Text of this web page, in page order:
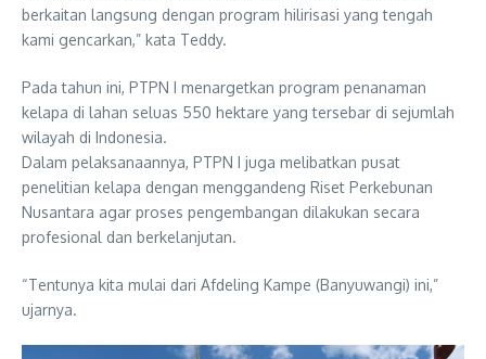
berkaitan langsung dengan program hilirisasi yang tengah
kami gencarkan,” kata Teddy.
Pada tahun ini, PTPN I menargetkan program penanaman
kelapa di lahan seluas 550 hektare yang tersebar di sejumlah
wilayah di Indonesia.
Dalam pelaksanaannya, PTPN I juga melibatkan pusat
penelitian kelapa dengan menggandeng Riset Perkebunan
Nusantara agar proses pengembangan dilakukan secara
profesional dan berkelanjutan.
“Tentunya kita mulai dari Afdeling Kampe (Banyuwangi) ini,”
ujarnya.